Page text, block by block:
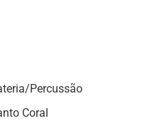
Percussão
Coral